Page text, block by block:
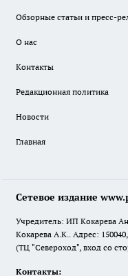
Обзорные статьи и пресс-
О нас
Контакты
Редакционная политика
Новости
Главная
Сетевое издание
Учредитель: ИП Кокарева
Кокарева А.К.. Адрес:
(ТЦ "Североход", вход со
Контакты: